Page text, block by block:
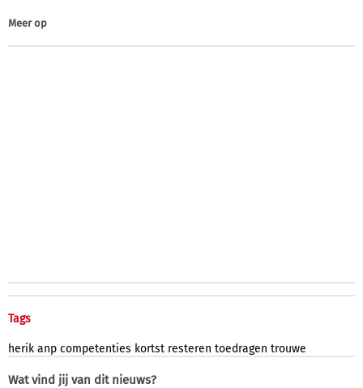
Meer op
Tags
herik anp competenties kortst resteren toedragen trouwe
Wat vind jij van dit nieuws?